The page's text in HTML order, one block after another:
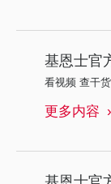
基恩士官
看视频 查干
更多内容